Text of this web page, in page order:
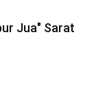
Jua" Sarat